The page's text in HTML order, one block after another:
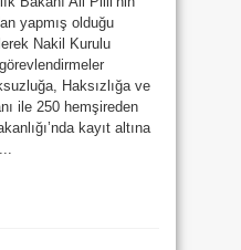
yapmış olduğu
Nakil Kurulu
Haksızlığa ve
ile 250 hemşireden
kayıt altına